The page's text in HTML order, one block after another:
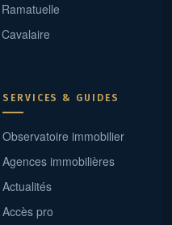
Ramatuelle
Cavalaire
SERVICES & GUIDES
Observatoire immobilier
Agences immobilières
Actualités
Accès pro